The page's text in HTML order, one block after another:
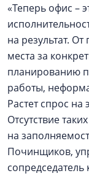
«Теперь офис –
на результат.
места за
планированию
работы,
Растет спрос
Отсутствие
на
Починщиков,